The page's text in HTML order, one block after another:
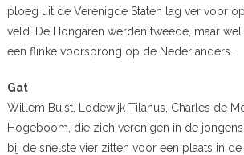
ploeg uit de Verenigde Staten lag ver voor
veld. De Hongaren werden tweede, maar
een flinke voorsprong op de Nederlanders.
Gat
Willem Buist, Lodewijk Tilanus, Charles de
Hogeboom, die zich verenigen in de
bij de snelste vier zitten voor een plaats in de